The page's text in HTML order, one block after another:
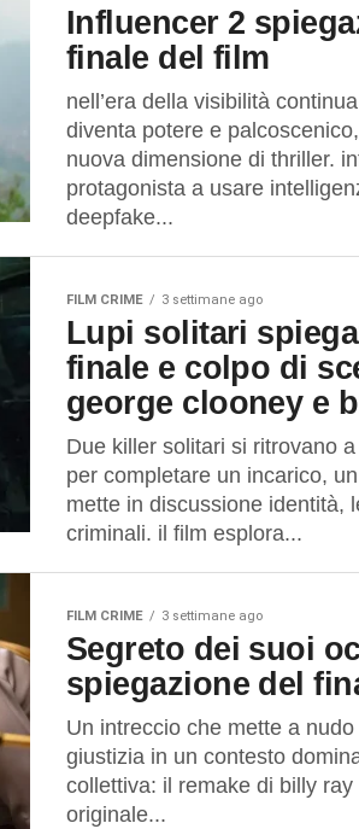
Influencer 2 spiegazione del
finale del film
nell’era della visibilità
diventa potere e
nuova dimensione di thriller.
protagonista a usare
deepfake...
FILM CRIME 3 settimane ago
Lupi solitari spiegazione del
finale e colpo di
george clooney e
Due killer solitari si ritrovano
per completare un incarico,
mette in discussione identità,
criminali. il film esplora...
FILM CRIME 3 settimane ago
Segreto dei suoi occhi
spiegazione del
Un intreccio che mette a
giustizia in un contesto
collettiva: il remake di billy
originale...